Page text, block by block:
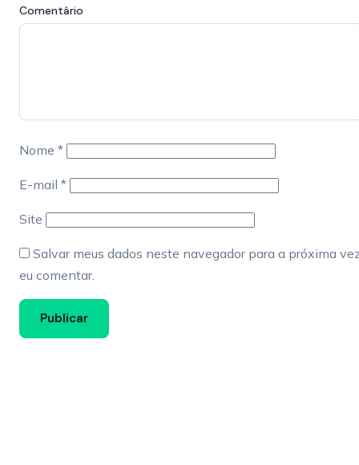
Comentário
Nome *
E-mail *
Site
Salvar meus dados neste navegador para a próxima
eu comentar.